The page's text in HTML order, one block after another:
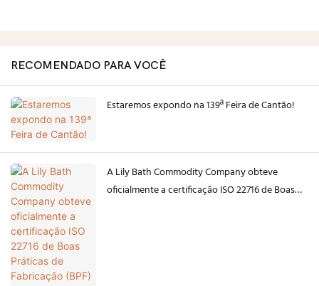
RECOMENDADO PARA VOCÊ
Estaremos expondo na 139ª Feira de Cantão!
A Lily Bath Commodity Company obteve
oficialmente a certificação ISO 22716 de Boas